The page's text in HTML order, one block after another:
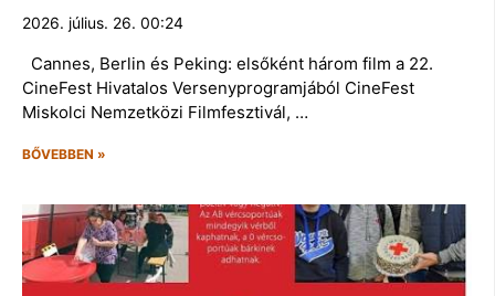
2026. július. 26. 00:24
Cannes, Berlin és Peking: elsőként három film a 22.
CineFest Hivatalos Versenyprogramjából CineFest
Miskolci Nemzetközi Filmfesztivál, …
BŐVEBBEN »